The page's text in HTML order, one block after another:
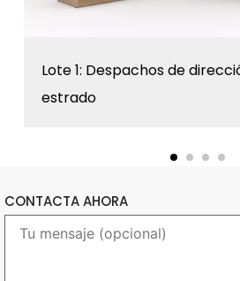
Lote 1: Despachos de
estrado
CONTACTA AHORA